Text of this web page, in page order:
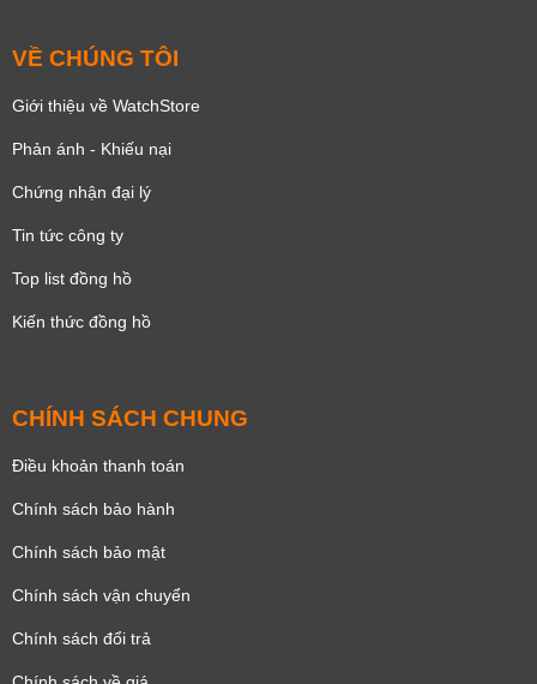
VỀ CHÚNG TÔI
Giới thiệu về WatchStore
Phản ánh - Khiếu nại
Chứng nhận đại lý
Tin tức công ty
Top list đồng hồ
Kiến thức đồng hồ
CHÍNH SÁCH CHUNG
Điều khoản thanh toán
Chính sách bảo hành
Chính sách bảo mật
Chính sách vận chuyển
Chính sách đổi trả